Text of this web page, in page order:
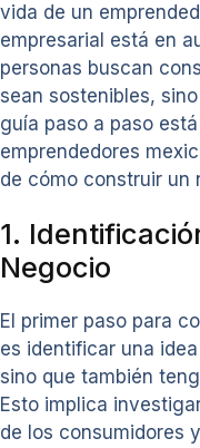
vida de un
empresarial está en
personas buscan
sean sostenibles,
guía paso a paso
emprendedores
de cómo construir un
1.
Negocio
El primer paso para
es identificar una
sino que también
Esto implica
de los consumidores